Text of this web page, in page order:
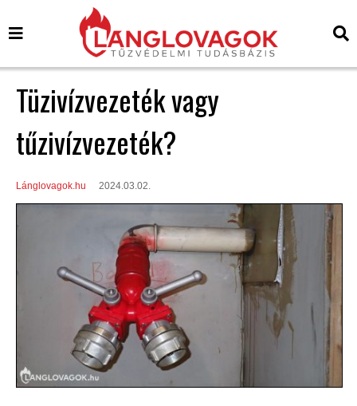
Tüzivízvezeték vagy
tűzivízvezeték?
Lánglovagok.hu 2024.03.02.